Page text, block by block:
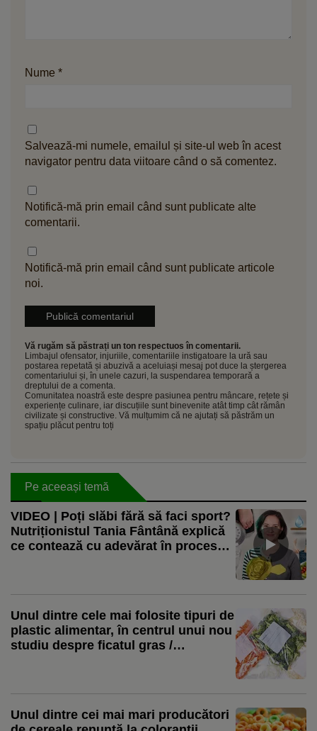
Nume *
Salvează-mi numele, emailul și site-ul web în acest
navigator pentru data viitoare când o să comentez.
Notifică-mă prin email când sunt publicate alte
comentarii.
Notifică-mă prin email când sunt publicate articole
noi.
Vă rugăm să păstrați un ton respectuos în comentarii.
Limbajul ofensator, injuriile, comentariile instigatoare la ură sau
postarea repetată și abuzivă a aceluiași mesaj pot duce la ștergerea
comentariului și, în unele cazuri, la suspendarea temporară a
dreptului de a comenta.
Comunitatea noastră este despre pasiunea pentru mâncare, rețete și
experiențe culinare, iar discuțiile sunt binevenite atât timp cât rămân
civilizate și constructive. Vă mulțumim că ne ajutați să păstrăm un
spațiu plăcut pentru toți
Pe aceeași temă
VIDEO | Poți slăbi fără să faci sport?
Nutriționistul Tania Fântână explică
ce contează cu adevărat în procesul
Unul dintre cele mai folosite tipuri de
plastic alimentar, în centrul unui nou
studiu despre ficatul gras /
Unul dintre cei mai mari producători